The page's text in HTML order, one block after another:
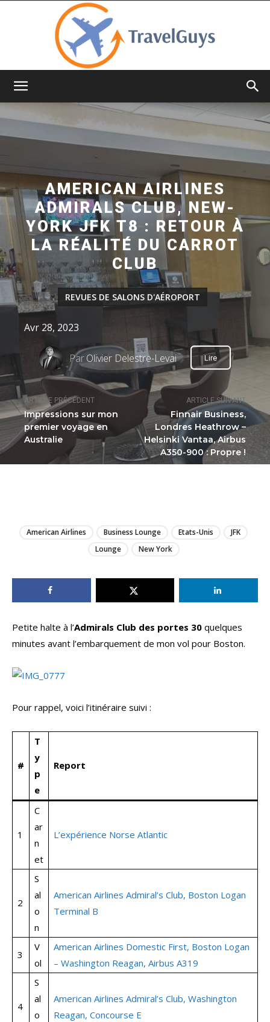
ARTICLE PRÉCÉDENT
Impressions sur mon
premier voyage en
Australie
ARTICLE SUIVANT
Finnair Business,
Londres Heathrow –
Helsinki Vantaa, Airbus
A350-900 : Propre !
AMERICAN AIRLINES
ADMIRALS CLUB, NEW-
YORK JFK T8 : RETOUR À
LA RÉALITÉ DU CARROT
CLUB
REVUES DE SALONS D'AÉROPORT
Avr 28, 2023
ParOlivier Delestre-Levai Lire
American Airlines Business Lounge Etats-Unis
JFK
Lounge
New York
Petite halte à l’Admirals Club des portes 30 quelques
minutes avant l’embarquement de mon vol pour Boston.
Pour rappel, voici l’itinéraire suivi :
#
T
y
p
e
Report
1
C
ar
n
et
L’expérience Norse Atlantic
2
S
al
o
n
American Airlines Admiral’s Club, Boston Logan
Terminal B
3
V
ol
American Airlines Domestic First, Boston Logan
– Washington Reagan, Airbus A319
4
S
al
o
American Airlines Admiral’s Club, Washington
Reagan, Concourse E